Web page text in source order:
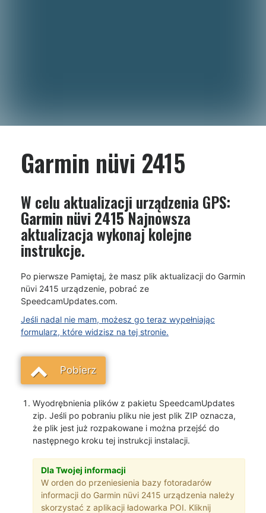
Garmin nüvi 2415
W celu aktualizacji urządzenia GPS:
Garmin nüvi 2415Najnowsza
aktualizacja wykonaj kolejne
instrukcje.
Po pierwsze Pamiętaj, że masz plik aktualizacji do Garmin
nüvi 2415 urządzenie, pobrać ze
SpeedcamUpdates.com.
Jeśli nadal nie mam, możesz go teraz wypełniając
formularz, które widzisz na tej stronie.
Pobierz
Wyodrębnienia plików z pakietu SpeedcamUpdates
zip. Jeśli po pobraniu pliku nie jest plik ZIP oznacza,
że plik jest już rozpakowane i można przejść do
następnego kroku tej instrukcji instalacji.
Dla Twojej informacji
W orden do przeniesienia bazy fotoradarów
informacji do Garmin nüvi 2415 urządzenia należy
skorzystać z aplikacji ładowarka POI. Kliknij